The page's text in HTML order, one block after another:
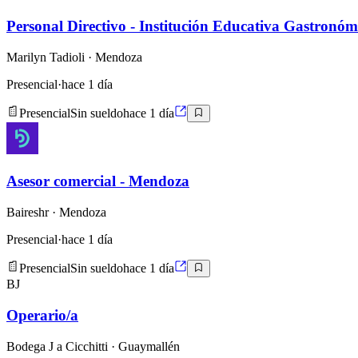
Personal Directivo - Institución Educativa
Marilyn Tadioli · Mendoza
Presencial·hace 1 día
PresencialSin sueldohace 1 día
Asesor comercial - Mendoza
Baireshr· Mendoza
Presencial·hace 1 día
PresencialSin sueldohace 1 día
BJ
Operario/a
Bodega J a Cicchitti · Guaymallén